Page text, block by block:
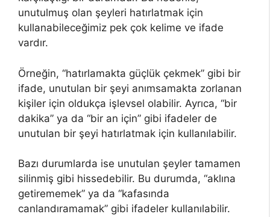
unutulmuş olan şeyleri hatırlatmak için
kullanabileceğimiz pek çok kelime ve ifade
vardır.
Örneğin, “hatırlamakta güçlük çekmek” gibi bir
ifade, unutulan bir şeyi anımsamakta zorlanan
kişiler için oldukça işlevsel olabilir. Ayrıca, “bir
dakika” ya da “bir an için” gibi ifadeler de
unutulan bir şeyi hatırlatmak için kullanılabilir.
Bazı durumlarda ise unutulan şeyler tamamen
silinmiş gibi hissedebilir. Bu durumda, “aklına
getirememek” ya da “kafasında
canlandıramamak” gibi ifadeler kullanılabilir.